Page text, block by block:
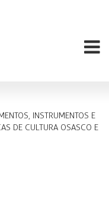
INSTRUMENTOS E
DE CULTURA OSASCO E